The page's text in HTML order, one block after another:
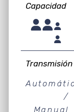
Capacidad
Transmisión
/
Manual